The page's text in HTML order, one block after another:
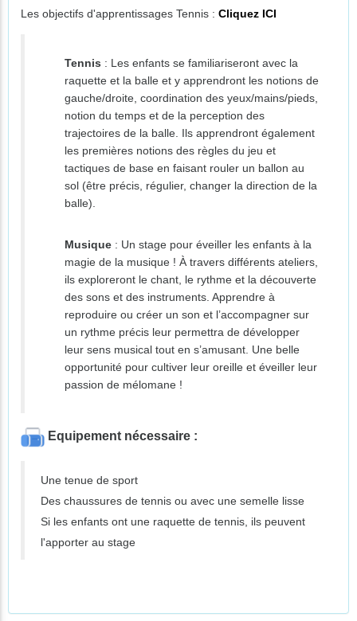
Les objectifs d'apprentissages Tennis : Cliquez ICI
Tennis : Les enfants se familiariseront avec la
raquette et la balle et y apprendront les notions de
gauche/droite, coordination des yeux/mains/pieds,
notion du temps et de la perception des
trajectoires de la balle. Ils apprendront également
les premières notions des règles du jeu et
tactiques de base en faisant rouler un ballon au
sol (être précis, régulier, changer la direction de la
balle).
Musique : Un stage pour éveiller les enfants à la
magie de la musique ! À travers différents ateliers,
ils exploreront le chant, le rythme et la découverte
des sons et des instruments. Apprendre à
reproduire ou créer un son et l’accompagner sur
un rythme précis leur permettra de développer
leur sens musical tout en s’amusant. Une belle
opportunité pour cultiver leur oreille et éveiller leur
passion de mélomane !
Equipement nécessaire :
Une tenue de sport
Des chaussures de tennis ou avec une semelle lisse
Si les enfants ont une raquette de tennis, ils peuvent
l'apporter au stage